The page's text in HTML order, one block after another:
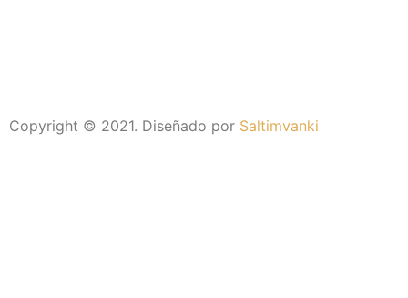
Copyright © 2021. Diseñado por Saltimvanki